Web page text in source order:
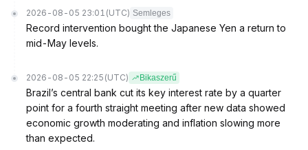
2026-08-05 23:01 (UTC) Semleges
Record intervention bought the Japanese Yen a return to
mid-May levels.
2026-08-05 22:25 (UTC) Bikaszerű
Brazil’s central bank cut its key interest rate by a quarter
point for a fourth straight meeting after new data showed
economic growth moderating and inflation slowing more
than expected.